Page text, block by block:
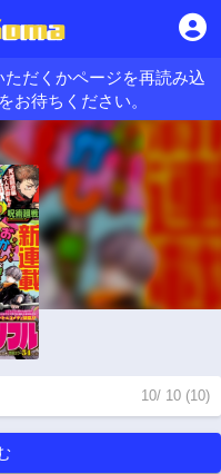
だくかページを再読み込
お待ちください。
10/ 10 (10)